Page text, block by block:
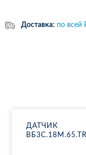
Доставка: по всей